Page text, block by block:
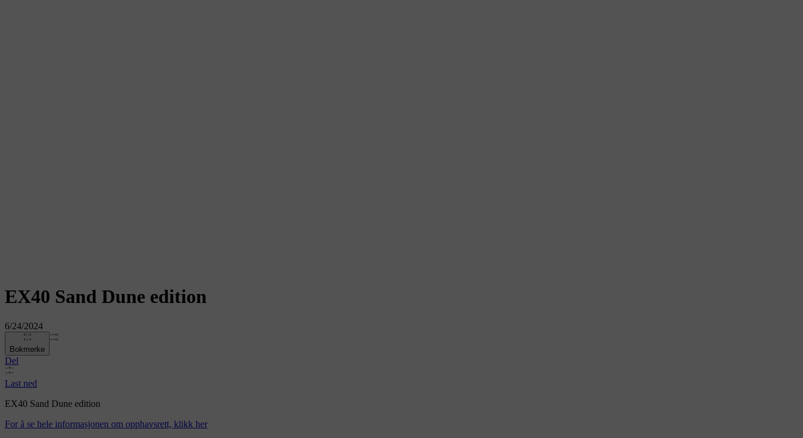
EX40 Sand Dune edition
6/24/2024
Bokmerke
Del
Last ned
EX40 Sand Dune edition
For å se hele informasjonen om opphavsrett, klikk her